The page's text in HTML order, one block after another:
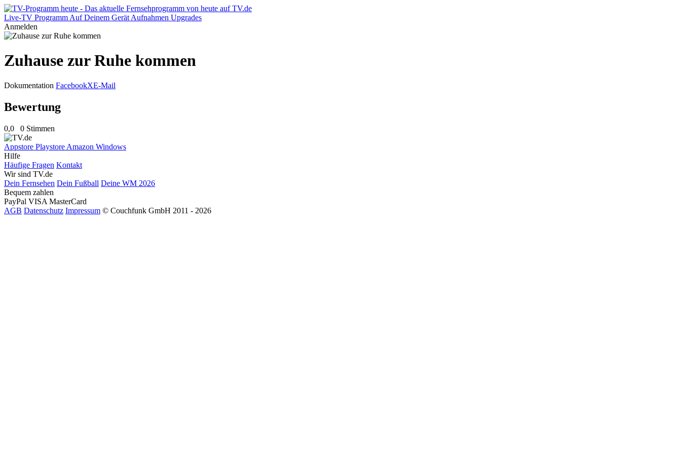
Live-TV Programm Auf Deinem Gerät Aufnahmen Upgrades
Anmelden
Zuhause zur Ruhe kommen
Dokumentation FacebookXE-Mail
Bewertung
0,0 0 Stimmen
Appstore Playstore Amazon Windows
Hilfe
Häufige Fragen Kontakt
Wir sind TV.de
Dein Fernsehen Dein Fußball Deine WM 2026
Bequem zahlen
PayPal VISA MasterCard
AGB Datenschutz Impressum © Couchfunk GmbH 2011 - 2026